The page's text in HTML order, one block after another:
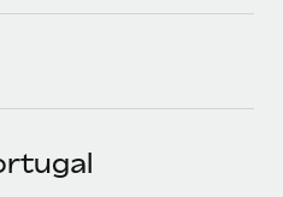
de IA con Remote
herramientas empresariales
estratégicos
HH. globales en tu
y talento